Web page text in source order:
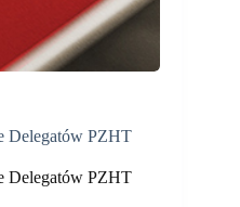
Delegatów PZHT
Delegatów PZHT